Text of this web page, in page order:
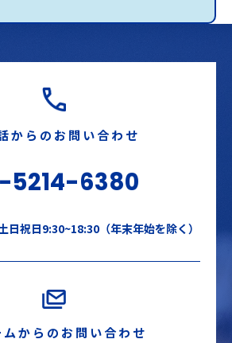
からのお問い合わせ
5214-6380
日祝日9:30~18:30（年末年始を除く）
ムからのお問い合わせ